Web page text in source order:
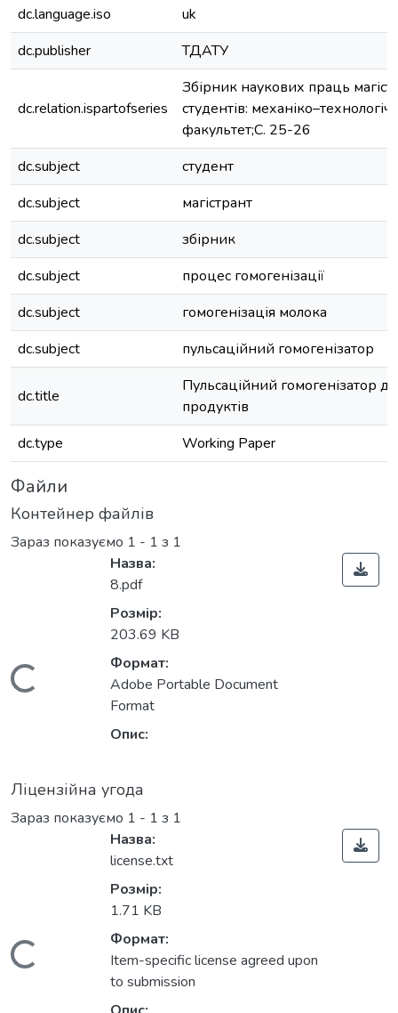
dc.language.iso
uk
dc.publisher
ТДАТУ
dc.relation.ispartofseries
Збірник наукових праць
студентів:
факультет;С. 25-26
dc.subject
студент
dc.subject
магістрант
dc.subject
збірник
dc.subject
процес гомогенізації
dc.subject
гомогенізація молока
dc.subject
пульсаційний гомогенізатор
dc.title
Пульсаційний гомогенізатор
продуктів
dc.type
Working Paper
Файли
Контейнер файлів
Зараз показуємо 1 - 1 з 1
Вантажиться...
Назва:
8.pdf
Розмір:
203.69 KB
Формат:
Adobe Portable Document
Format
Опис:
Ліцензійна угода
Зараз показуємо 1 - 1 з 1
Вантажиться...
Назва:
license.txt
Розмір:
1.71 KB
Формат:
Item-specific license agreed upon
to submission